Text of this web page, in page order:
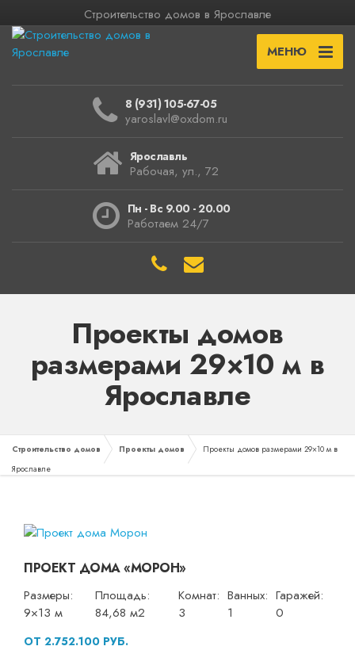
Строительство домов в Ярославле
МЕНЮ
8 (931) 105-67-05
yaroslavl@oxdom.ru
Ярославль
Рабочая, ул., 72
Пн - Вс 9.00 - 20.00
Работаем 24/7
Проекты домов
размерами 29×10 м в
Ярославле
Строительство домов Проекты домов
Проекты домов размерами 29×10 м в
Ярославле
ПРОЕКТ ДОМА «МОРОН»
Размеры:
9×13 м
Площадь:
84,68 м2
Комнат:
3
Ванных:
1
Гаражей:
0
ОТ 2.752.100 РУБ.